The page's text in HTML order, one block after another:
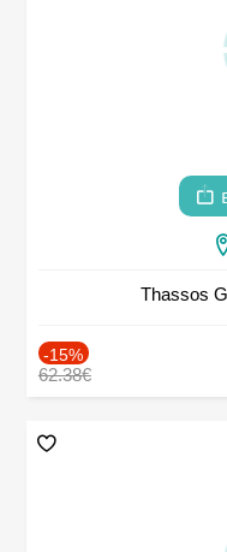
Thassos
-15%
62.38€